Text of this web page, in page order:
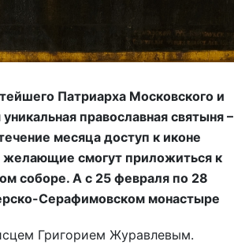
Патриарха Московского и
православная святыня –
месяца доступ к иконе
смогут приложиться к
соборе. А с 25 февраля по 28
Серафимовском монастыре
Григорием Журавлевым.